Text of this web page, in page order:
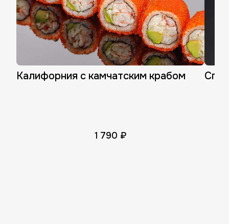
Калифорния с камчатским крабом
1 790 ₽